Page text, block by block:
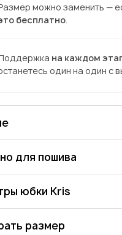
можно заменить —
бесплатно.
на каждом
один на один с
для пошива
юбки Kris
размер